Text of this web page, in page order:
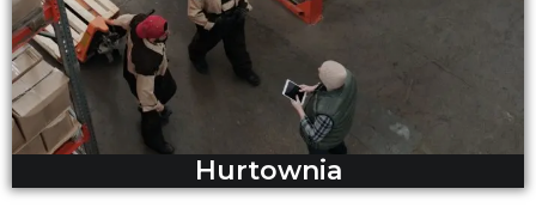
Hurtownia